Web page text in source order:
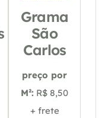
Grama
São
Carlos
preço por
M²: R$ 8,50
+ frete